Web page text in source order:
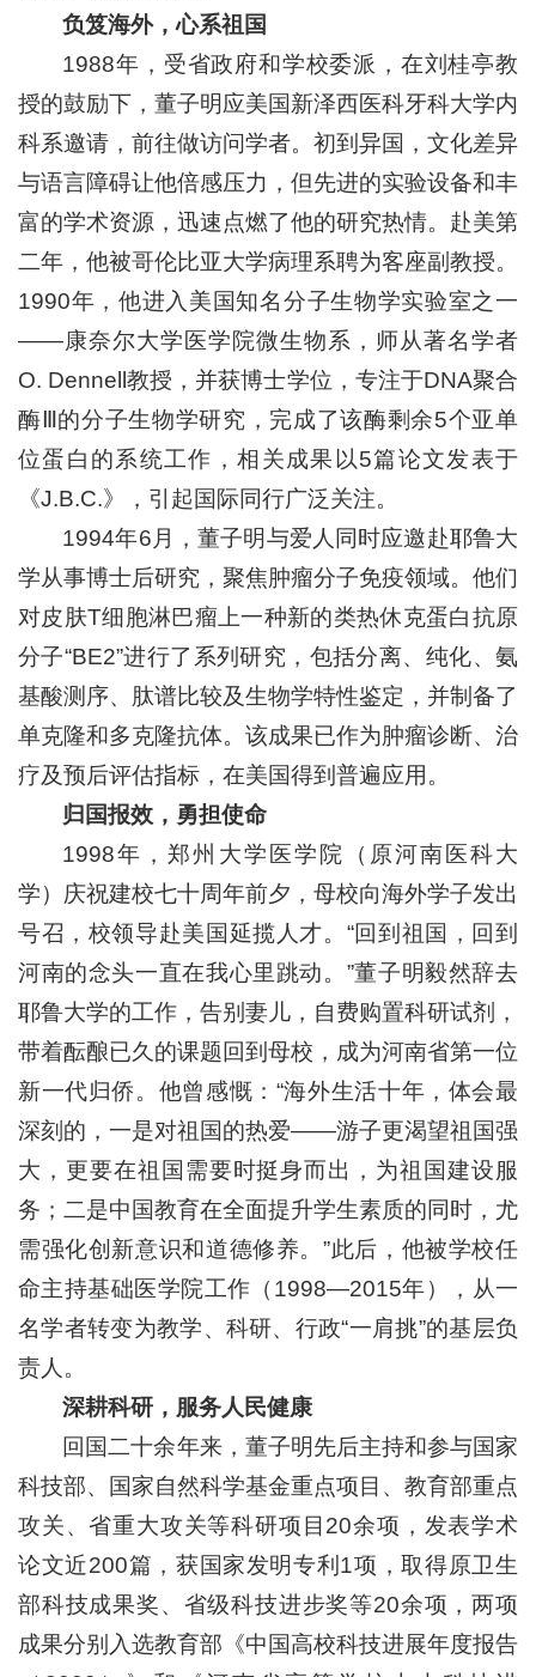
负笈海外，心系祖国
1988年，受省政府和学校委派，在刘桂亭教
授的鼓励下，董子明应美国新泽西医科牙科大学内
科系邀请，前往做访问学者。初到异国，文化差异
与语言障碍让他倍感压力，但先进的实验设备和丰
富的学术资源，迅速点燃了他的研究热情。赴美第
二年，他被哥伦比亚大学病理系聘为客座副教授。
1990年，他进入美国知名分子生物学实验室之一
——康奈尔大学医学院微生物系，师从著名学者
O. Dennell教授，并获博士学位，专注于DNA聚合
酶Ⅲ的分子生物学研究，完成了该酶剩余5个亚单
位蛋白的系统工作，相关成果以5篇论文发表于
《J.B.C.》，引起国际同行广泛关注。
1994年6月，董子明与爱人同时应邀赴耶鲁大
学从事博士后研究，聚焦肿瘤分子免疫领域。他们
对皮肤T细胞淋巴瘤上一种新的类热休克蛋白抗原
分子“BE2”进行了系列研究，包括分离、纯化、氨
基酸测序、肽谱比较及生物学特性鉴定，并制备了
单克隆和多克隆抗体。该成果已作为肿瘤诊断、治
疗及预后评估指标，在美国得到普遍应用。
归国报效，勇担使命
1998年，郑州大学医学院（原河南医科大
学）庆祝建校七十周年前夕，母校向海外学子发出
号召，校领导赴美国延揽人才。“回到祖国，回到
河南的念头一直在我心里跳动。”董子明毅然辞去
耶鲁大学的工作，告别妻儿，自费购置科研试剂，
带着酝酿已久的课题回到母校，成为河南省第一位
新一代归侨。他曾感慨：“海外生活十年，体会最
深刻的，一是对祖国的热爱——游子更渴望祖国强
大，更要在祖国需要时挺身而出，为祖国建设服
务；二是中国教育在全面提升学生素质的同时，尤
需强化创新意识和道德修养。”此后，他被学校任
命主持基础医学院工作（1998—2015年），从一
名学者转变为教学、科研、行政“一肩挑”的基层负
责人。
深耕科研，服务人民健康
回国二十余年来，董子明先后主持和参与国家
科技部、国家自然科学基金重点项目、教育部重点
攻关、省重大攻关等科研项目20余项，发表学术
论文近200篇，获国家发明专利1项，取得原卫生
部科技成果奖、省级科技进步奖等20余项，两项
成果分别入选教育部《中国高校科技进展年度报告